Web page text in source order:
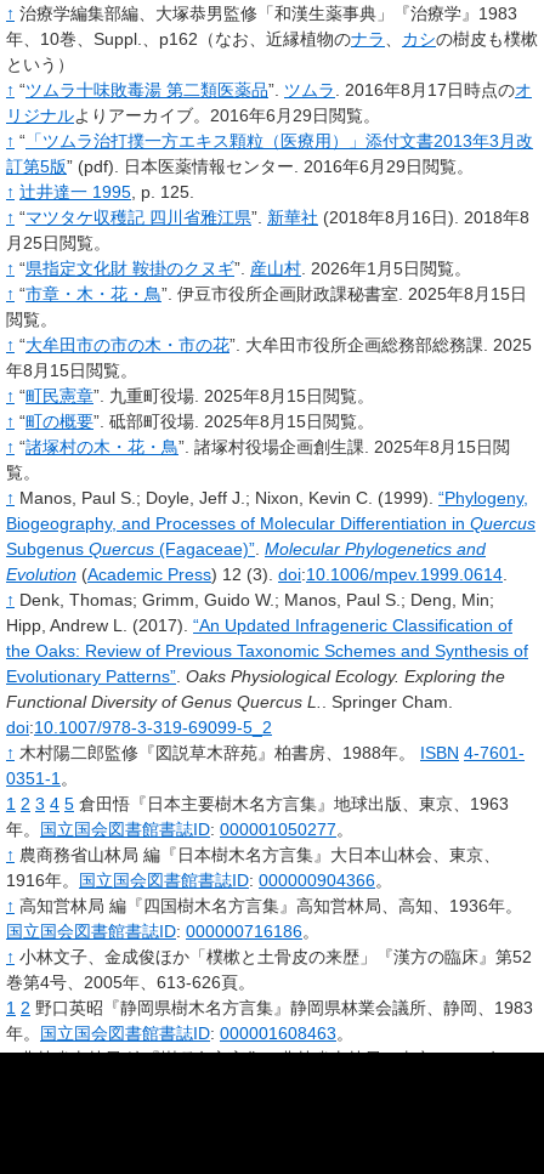
↑ 治療学編集部編、大塚恭男監修「和漢生薬事典」『治療学』1983
年、10巻、Suppl.、p162（なお、近縁植物のナラ カシの樹皮も樸樕
という）
↑ “ツムラ十味敗毒湯 第二類医薬品”. ツムラ 2016年8月17日時点のオ
リジナルよりアーカイブ。2016年6月29日閲覧。
↑ “ 「ツムラ治打撲一方エキス顆粒（医療用）」添付文書2013年3月改
訂第5版” (pdf). 日本医薬情報センター.
2016年6月29日閲覧。
↑ 辻井達一 1995 , p. 125.
↑ “マツタケ収穫記 四川省雅江県”. 新華社 (2018年8月16日).
2018年8
月25日閲覧。
↑ “県指定文化財 鞍掛のクヌギ”. 産山村 2026年1月5日閲覧。
↑ “市章・木・花・鳥”. 伊豆市役所企画財政課秘書室.
2025年8月15日
閲覧。
↑ “大牟田市の市の木・市の花”. 大牟田市役所企画総務部総務課.
2025
年8月15日閲覧。
↑ “町民憲章”. 九重町役場. 2025年8月15日閲覧。
↑ “町の概要”. 砥部町役場. 2025年8月15日閲覧。
↑ “諸塚村の木・花・鳥”. 諸塚村役場企画創生課.
2025年8月15日閲
覧。
↑ Manos, Paul S. ; Doyle, Jeff J. ; Nixon, Kevin C. (1999). “Phylogeny,
Biogeography, and Processes of Molecular Differentiation in Quercus
Subgenus Quercus (Fagaceae)” Molecular Phylogenetics and
Evolution (Academic Press) 12 (3). doi:10.1006/mpev.1999.0614
↑ Denk, Thomas; Grimm, Guido W. ; Manos, Paul S. ; Deng, Min;
Hipp, Andrew L. (2017). “An Updated Infrageneric Classification of
the Oaks: Review of Previous Taxonomic Schemes and Synthesis of
Evolutionary Patterns” Oaks Physiological Ecology. Exploring the
Functional Diversity of Genus Quercus L.
Springer Cham.
doi:10.1007/978-3-319-69099-5_2
↑ 木村陽二郎監修『図説草木辞苑』柏書房、1988年。 ISBN 4-7601-
0351-1 。
1 2 3 4 5 倉田悟『日本主要樹木名方言集』地球出版、東京、1963
年。 国立国会図書館書誌ID: 000001050277。
↑ 農商務省山林局 編『日本樹木名方言集』大日本山林会、東京、
1916年。 国立国会図書館書誌ID: 000000904366。
↑ 高知営林局 編『四国樹木名方言集』高知営林局、高知、1936年。
国立国会図書館書誌ID: 000000716186。
↑ 小林文子、金成俊ほか「樸樕と土骨皮の来歴」『漢方の臨床』第52
巻第4号、2005年、613-626頁。
1 2 野口英昭『静岡県樹木名方言集』静岡県林業会議所、静岡、1983
年。 国立国会図書館書誌ID: 000001608463。
↑ 農林省山林局 編『樹種名方言集』農林省山林局、東京、1932年。